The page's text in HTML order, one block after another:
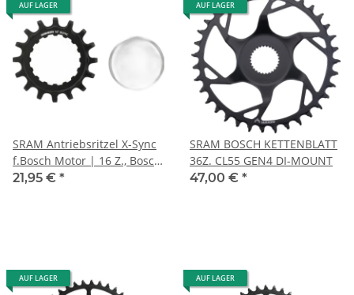
AUF LAGER
SRAM Antriebsritzel X-Sync
f.Bosch Motor | 16 Z., Bosch,
sw, Stahl, Direct Mount
21,95 € *
AUF LAGER
SRAM BOSCH KETTENBLATT
36Z. CL55 GEN4 DI-MOUNT
47,00 € *
AUF LAGER AUF LAGER